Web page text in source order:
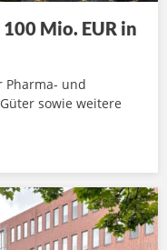
Mio. EUR in
Pharma- und
sowie weitere